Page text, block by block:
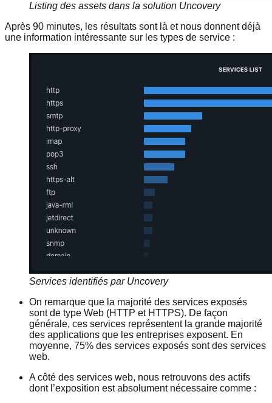
Listing des assets dans la solution Uncovery
Après 90 minutes, les résultats sont là et nous donnent déjà
une information intéressante sur les types de service :
Services identifiés par Uncovery
On remarque que la majorité des services exposés
sont de type Web (HTTP et HTTPS). De façon
générale, ces services représentent la grande majorité
des applications que les entreprises exposent. En
moyenne, 75% des services exposés sont des services
web.
A côté des services web, nous retrouvons des actifs
dont l’exposition est absolument nécessaire comme :